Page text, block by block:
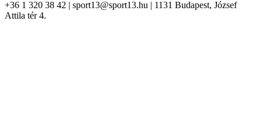
+36 1 320 38 42 | sport13@sport13.hu | 1131 Budapest, József
Attila tér 4.